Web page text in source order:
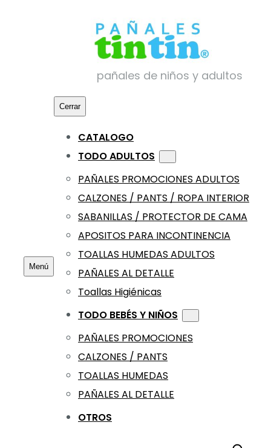
pañales de niños y adultos
Menú
Cerrar
CATALOGO
TODO ADULTOS
PAÑALES PROMOCIONES ADULTOS
CALZONES / PANTS / ROPA INTERIOR
SABANILLAS / PROTECTOR DE CAMA
APOSITOS PARA INCONTINENCIA
TOALLAS HUMEDAS ADULTOS
PAÑALES AL DETALLE
Toallas Higiénicas
TODO BEBÉS Y NIÑOS
PAÑALES PROMOCIONES
CALZONES / PANTS
TOALLAS HUMEDAS
PAÑALES AL DETALLE
OTROS